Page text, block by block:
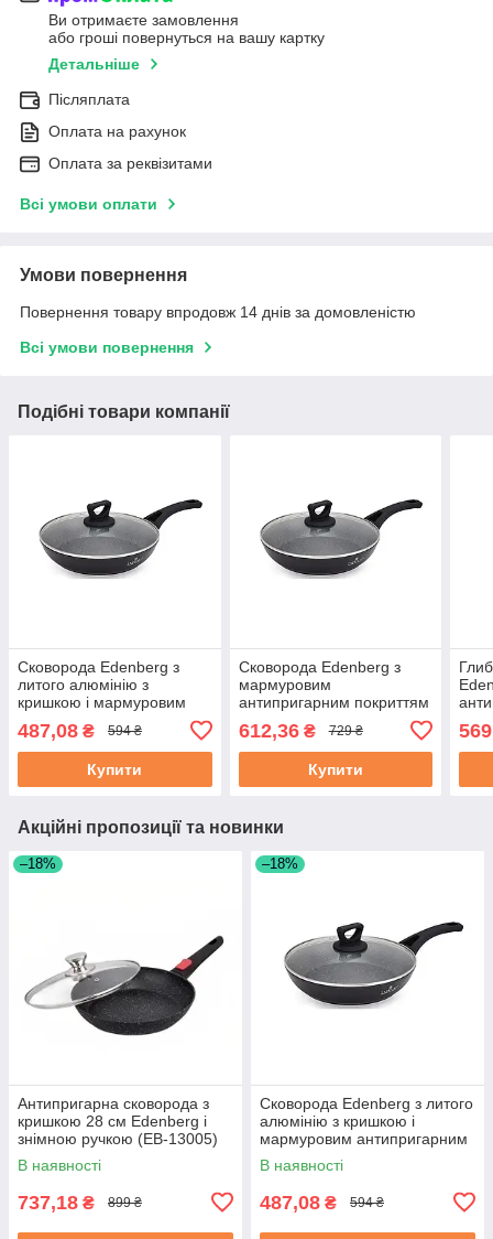
Ви отримаєте замовлення
або гроші повернуться на вашу картку
Детальніше
Післяплата
Оплата на рахунок
Оплата за реквізитами
Всі умови оплати
Умови повернення
Повернення товару впродовж 14 днів за домовленістю
Всі умови повернення
Подібні товари компанії
Сковорода Edenberg з
литого алюмінію з
кришкою і мармуровим
антипригарним покриттям
20 см (EB-7452)
487,08 ₴ 594 ₴
Купити
Сковорода Edenberg з
мармуровим
антипригарним покриттям
і кришкою 24 см (EB-7454)
612,36₴ 729 ₴
Купити
569
Акційні пропозиції та новинки
–18%
Антипригарна сковорода з
кришкою 28 см Edenberg і
знімною ручкою (EB-13005)
В наявності
737,18 ₴ 899 ₴
–18%
Сковорода Edenberg з литого
алюмінію з кришкою і
мармуровим антипригарним
покриттям 20 см (EB-7452)
В наявності
487,08 ₴ 594 ₴